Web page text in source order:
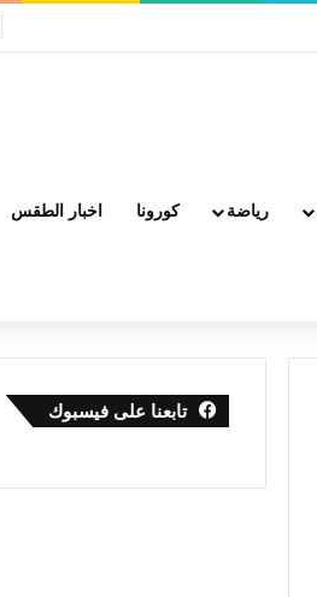
إضافة
رياضة كورونا اخبار الطقس
تابعنا على فيسبوك